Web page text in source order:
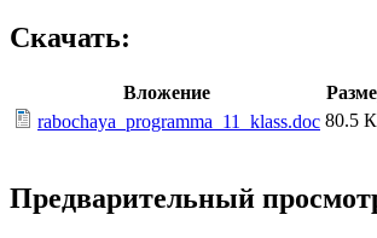
Скачать:
Вложение
rabochaya_programma_11_klass.doc 80.5
Предварительный